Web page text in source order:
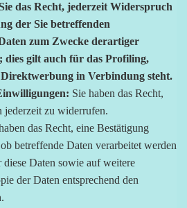
das Recht, jederzeit Widerspruch
der Sie betreffenden
zum Zwecke derartiger
dies gilt auch für das Profiling,
Direktwerbung in Verbindung steht.
Sie haben das Recht,
zu widerrufen.
das Recht, eine Bestätigung
betreffende Daten verarbeitet werden
Daten sowie auf weitere
der Daten entsprechend den